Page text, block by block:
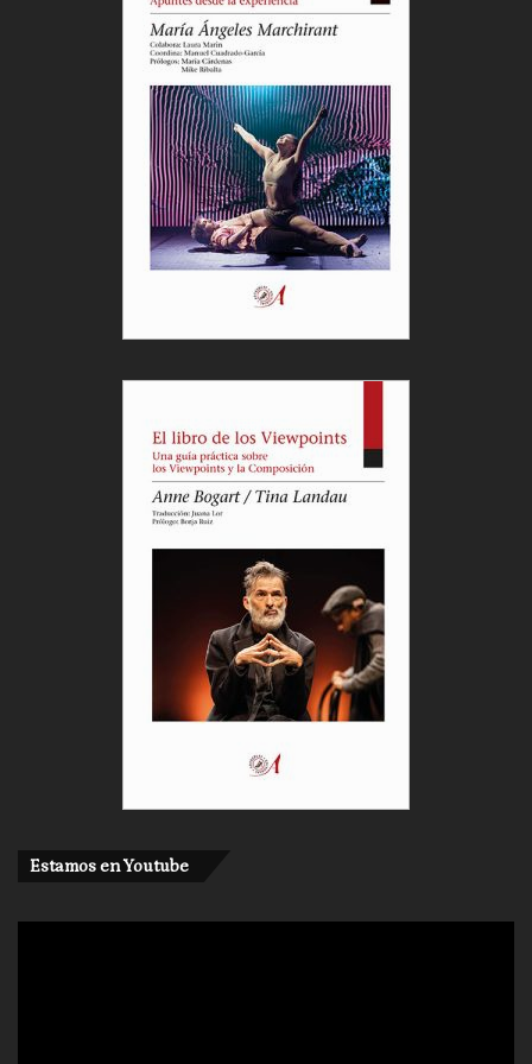
Javier Osorio.Compañía: Hiperbólicas / Síntesis
Producciones.SalaGran Teatro de Cáceres.
Muestra Ibérica de Artes Escénicas. MAE,
Extremadura Escena.
Estamos en Youtube